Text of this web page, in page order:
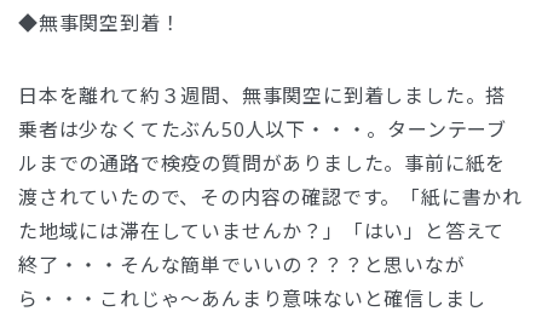
◆無事関空到着！
日本を離れて約３週間、無事関空に到着しました。搭
乗者は少なくてたぶん50人以下・・・。ターンテーブ
ルまでの通路で検疫の質問がありました。事前に紙を
渡されていたので、その内容の確認です。「紙に書かれ
た地域には滞在していませんか？」「はい」と答えて
終了・・・そんな簡単でいいの？？？と思いなが
ら・・・これじゃ〜あんまり意味ないと確信しまし